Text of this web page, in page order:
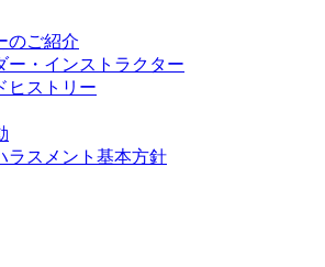
のご紹介
ー・インストラクター
ヒストリー
ラスメント基本方針